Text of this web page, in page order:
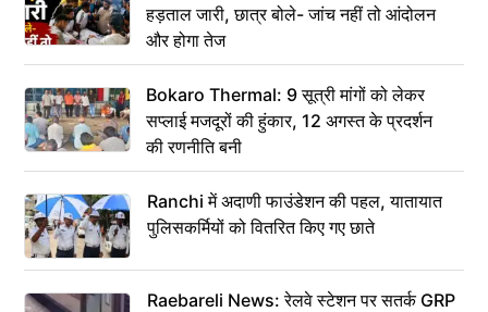
हड़ताल जारी, छात्र बोले- जांच नहीं तो आंदोलन
और होगा तेज
Bokaro Thermal: 9 सूत्री मांगों को लेकर
सप्लाई मजदूरों की हुंकार, 12 अगस्त के प्रदर्शन
की रणनीति बनी
Ranchi में अदाणी फाउंडेशन की पहल, यातायात
पुलिसकर्मियों को वितरित किए गए छाते
Raebareli News: रेलवे स्टेशन पर सतर्क GRP